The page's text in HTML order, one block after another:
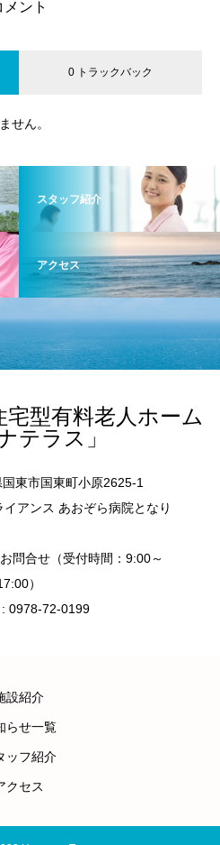
メント
0 トラックバック
せん。
スタッフ紹介
アクセス
型有料老人ホーム
テラス」
東市国東町小原2625-1
アンス あおぞら病院となり
問合せ（受付時間：9:00～
）
: 0978-72-0199
設紹介
らせ一覧
ッフ紹介
クセス